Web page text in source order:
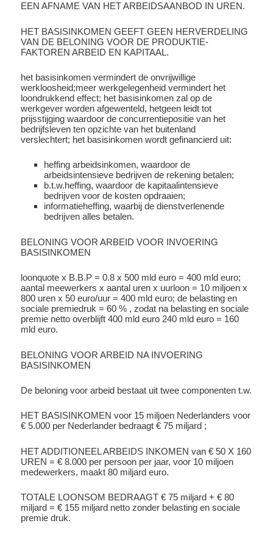
EEN AFNAME VAN HET ARBEIDSAANBOD IN UREN.
HET BASISINKOMEN GEEFT GEEN HERVERDELING
VAN DE BELONING VOOR DE PRODUKTIE-
FAKTOREN ARBEID EN KAPITAAL.
het basisinkomen vermindert de onvrijwillige
werkloosheid;meer werkgelegenheid vermindert het
loondrukkend effect; het basisinkomen zal op de
werkgever worden afgewenteld, hetgeen leidt tot
prijsstijging waardoor de concurrentiepositie van het
bedrijfsleven ten opzichte van het buitenland
verslechtert; het basisinkomen wordt gefinancierd uit:
heffing arbeidsinkomen, waardoor de
arbeidsintensieve bedrijven de rekening betalen;
b.t.w.heffing, waardoor de kapitaalintensieve
bedrijven voor de kosten opdraaien;
informatieheffing, waarbij de dienstverlenende
bedrijven alles betalen.
BELONING VOOR ARBEID VOOR INVOERING
BASISINKOMEN
loonquote x B.B.P = 0.8 x 500 mld euro = 400 mld euro;
aantal meewerkers x aantal uren x uurloon = 10 miljoen x
800 uren x 50 euro/uur = 400 mld euro; de belasting en
sociale premiedruk = 60 % , zodat na belasting en sociale
premie netto overblijft 400 mld euro 240 mld euro = 160
mld euro.
BELONING VOOR ARBEID NA INVOERING
BASISINKOMEN
De beloning voor arbeid bestaat uit twee componenten t.w.
HET BASISINKOMEN voor 15 miljoen Nederlanders voor
€ 5.000 per Nederlander bedraagt € 75 miljard ;
HET ADDITIONEEL ARBEIDS INKOMEN van € 50 X 160
UREN = € 8.000 per persoon per jaar, voor 10 miljoen
medewerkers, maakt 80 miljard euro.
TOTALE LOONSOM BEDRAAGT € 75 miljard + € 80
miljard = € 155 miljard netto zonder belasting en sociale
premie druk.